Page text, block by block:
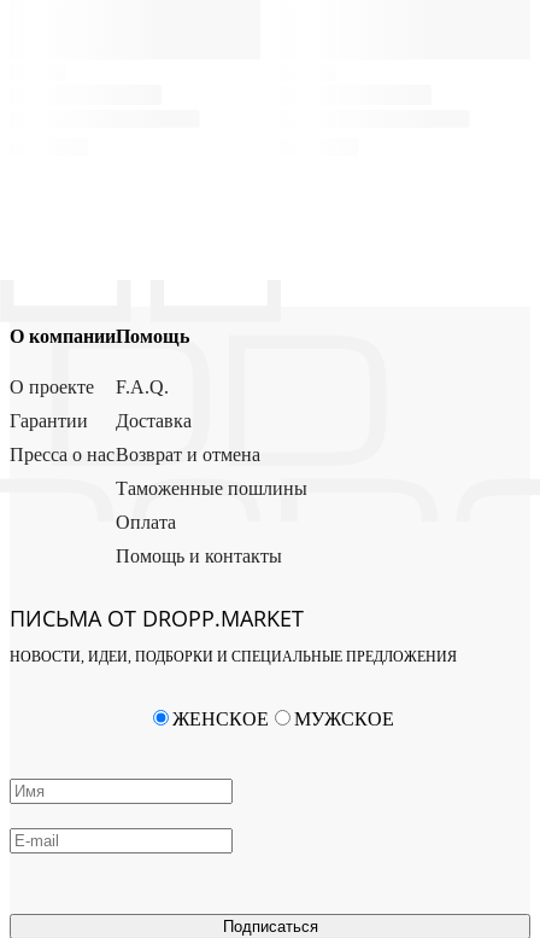
О компании
О проекте
Гарантии
Пресса о нас
Помощь
F.A.Q.
Доставка
Возврат и отмена
Таможенные пошлины
Оплата
Помощь и контакты
ПИСЬМА ОТ DROPP.MARKET
НОВОСТИ, ИДЕИ, ПОДБОРКИ И СПЕЦИАЛЬНЫЕ ПРЕДЛОЖЕНИЯ
Подписаться
ЖЕНСКОЕ МУЖСКОЕ